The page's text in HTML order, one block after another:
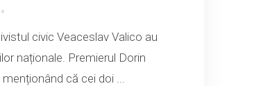
civic Veaceslav Valico au
naționale. Premierul Dorin
că cei doi ...